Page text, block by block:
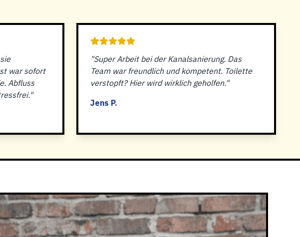
war sofort
Abfluss
"Super Arbeit bei der Kanalsanierung. Das
Team war freundlich und kompetent. Toilette
verstopft? Hier wird wirklich geholfen."
Jens P.